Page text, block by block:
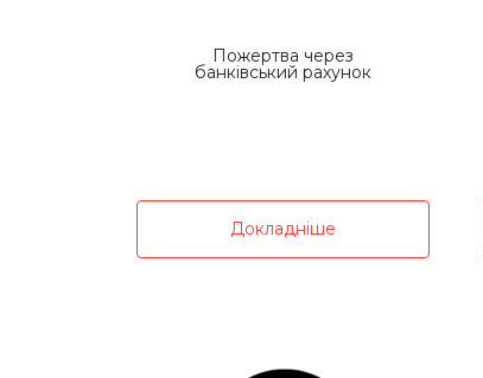
Пожертва через
банківський рахунок
Докладніше